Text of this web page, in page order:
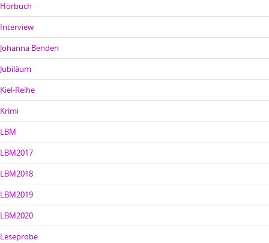
Hörbuch
Interview
Johanna Benden
Jubiläum
Kiel-Reihe
Krimi
LBM
LBM2017
LBM2018
LBM2019
LBM2020
Leseprobe